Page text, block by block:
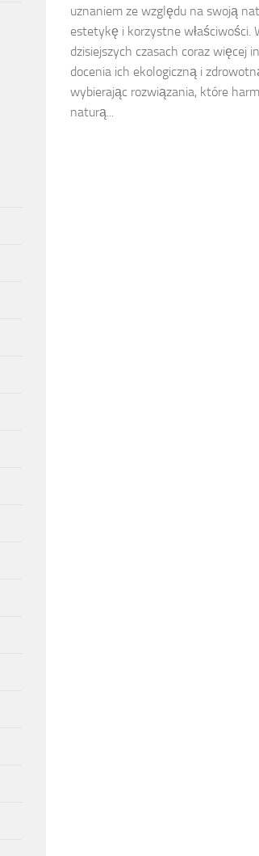
uznaniem ze względu na swoją
estetykę i korzystne właściwości.
dzisiejszych czasach coraz więcej
docenia ich ekologiczną i
wybierając rozwiązania, które
naturą...